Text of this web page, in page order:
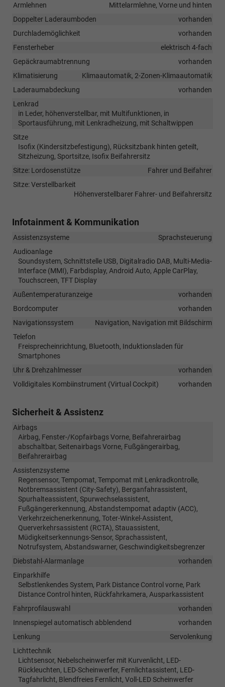
Armlehnen
Mittelarmlehne, Vorne und hinten
Doppelter Laderaumboden
vorhanden
Durchlademöglichkeit
vorhanden
Fensterheber
elektrisch 4-fach
Gepäckraumabtrennung
vorhanden
Klimatisierung
Klimaautomatik, 2-Zonen-Klimaautomatik
Laderaumabdeckung
vorhanden
Lenkrad
in Leder, höhenverstellbar, mit Multifunktionen, in
Sportausführung, mit Lenkradheizung, mit Schaltwippen
Sitze
Isofix (Kindersitzbefestigung), Rücksitzbank hinten geteilt,
Sitzheizung, Sportsitze, Isofix Beifahrersitz
Sitze: Lordosenstütze
Fahrer und Beifahrer
Sitze: Verstellbarkeit
Höhenverstellbarer Fahrer- und Beifahrersitz
Infotainment & Kommunikation
Assistenzsysteme
Sprachsteuerung
Audioanlage
Soundsystem, Schnittstelle USB, Digitalradio DAB, Multi-Media-
Interface (MMI), Farbdisplay, Android Auto, Apple CarPlay,
Touchscreen, TFT Display
Außentemperaturanzeige
vorhanden
Bordcomputer
vorhanden
Navigationssystem
Navigation, Navigation mit Bildschirm
Telefon
Freisprecheinrichtung, Bluetooth, Induktionsladen für
Smartphones
Uhr & Drehzahlmesser
vorhanden
Volldigitales Kombiinstrument (Virtual Cockpit)
vorhanden
Sicherheit & Assistenz
Airbags
Airbag, Fenster-/Kopfairbags Vorne, Beifahrerairbag
abschaltbar, Seitenairbags Vorne, Fußgängerairbag,
Beifahrerairbag
Assistenzsysteme
Regensensor, Tempomat, Tempomat mit Lenkradkontrolle,
Notbremsassistent (City-Safety), Berganfahrassistent,
Spurhalteassistent, Spurwechselassistent,
Fußgängererkennung, Abstandstempomat adaptiv (ACC),
Verkehrzeichenerkennung, Toter-Winkel-Assistent,
Querverkehrsassistent (RCTA), Stauassistent,
Müdigkeitserkennungs-Sensor, Sprachassistent,
Notrufsystem, Abstandswarner, Geschwindigkeitsbegrenzer
Diebstahl-Alarmanlage
vorhanden
Einparkhilfe
Selbstlenkendes System, Park Distance Control vorne, Park
Distance Control hinten, Rückfahrkamera, Ausparkassistent
Fahrprofilauswahl
vorhanden
Innenspiegel automatisch abblendend
vorhanden
Lenkung
Servolenkung
Lichttechnik
Lichtsensor, Nebelscheinwerfer mit Kurvenlicht, LED-
Rückleuchten, LED-Scheinwerfer, Fernlichtassistent, LED-
Tagfahrlicht, Blendfreies Fernlicht, Voll-LED Scheinwerfer